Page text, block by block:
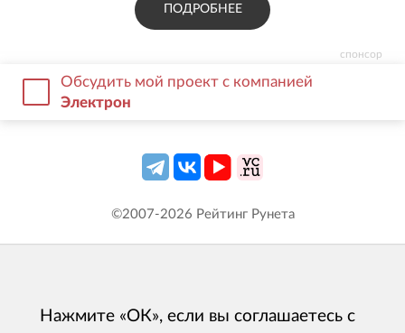
спонсор
ПОДРОБНЕЕ
Обсудить мой проект с компанией
Электрон
©2007-2026 Рейтинг Рунета
Нажмите «ОК», если вы соглашаетесь с